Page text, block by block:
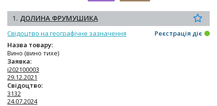
1. ДОЛИНА ФРУМУШИКА
Свідоцтво на географічне зазначення
Реєстрація діє
Назва товару:
Вино (вино тихе)
Заявка:
i202100003
29.12.2021
Свідоцтво:
3132
24.07.2024